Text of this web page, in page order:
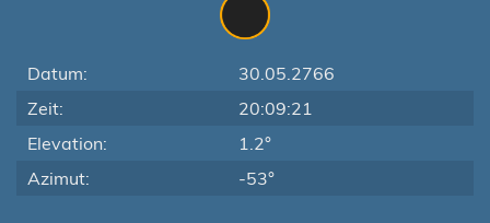
Datum:
30.05.2766
Zeit:
20:09:21
Elevation:
1.2°
Azimut:
-53°